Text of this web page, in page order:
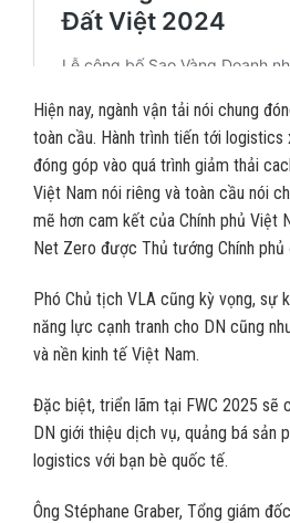
Hiện nay, ngành vận tải nói chung
toàn cầu. Hành trình tiến tới logistics
đóng góp vào quá trình giảm thải
Việt Nam nói riêng và toàn cầu nói
mẽ hơn cam kết của Chính phủ Việt
Net Zero được Thủ tướng Chính phủ
Phó Chủ tịch VLA cũng kỳ vọng, sự
năng lực cạnh tranh cho DN cũng
và nền kinh tế Việt Nam.
Đặc biệt, triển lãm tại FWC 2025 sẽ
DN giới thiệu dịch vụ, quảng bá sản
logistics với bạn bè quốc tế.
Ông Stéphane Graber, Tổng giám